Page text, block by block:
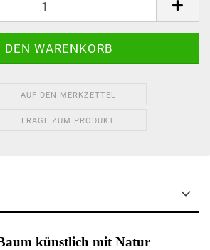
AUF DEN MERKZETTEL
FRAGE ZUM PRODUKT
künstlich mit Natur